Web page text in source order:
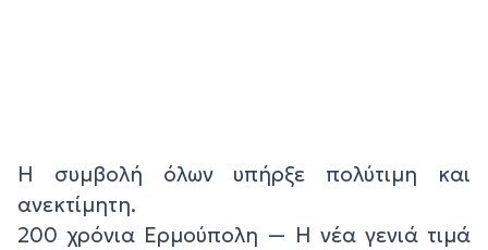
Η συμβολή όλων υπήρξε πολύτιμη και
ανεκτίμητη.
200 χρόνια Ερμούπολη — Η νέα γενιά τιμά